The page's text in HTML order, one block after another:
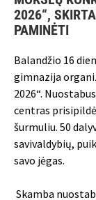
2026“,
PAMINĖTI
Balandžio 16
gimnazija
2026“.
centras
šurmuliu. 50
savivaldybių,
savo jėgas.
Skamba